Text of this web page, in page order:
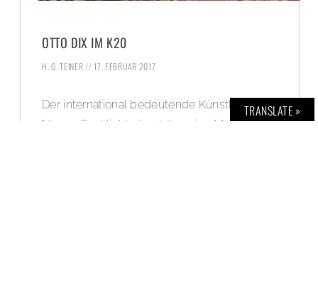
OTTO DIX IM K20
H. G. TEINER 17. FEBRUAR 2017
Der international bedeutende Künstler der
Neuen Sachlichkeit setzte seine Modelle
TRANSLATE »